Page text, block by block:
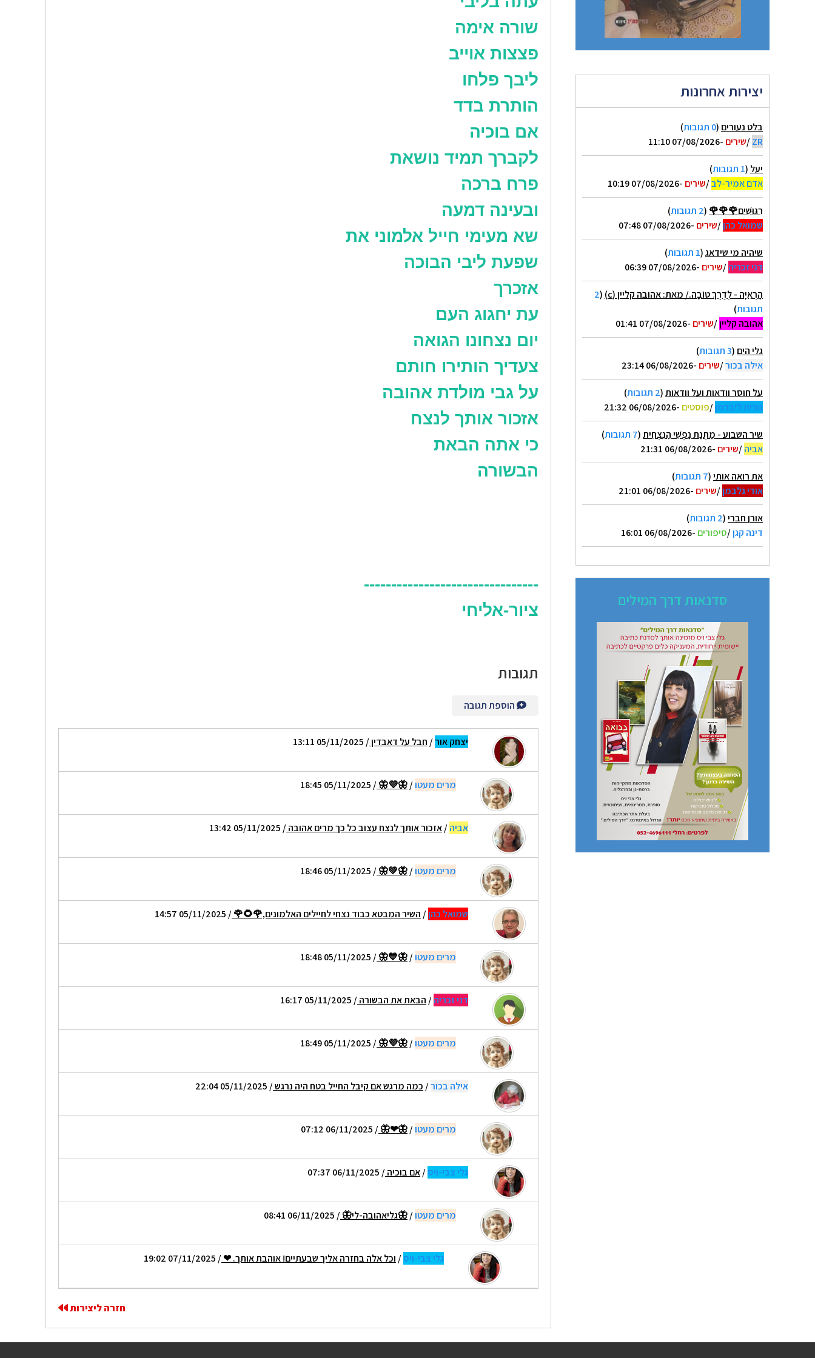
יצירות אחרונות
בלט נעורים (0 תגובות
)
ZR
/שירים -07/08/2026 11:10
יעל (1 תגובות
)
אדם אמיר-לב/שירים -07/08/2026 10:19
רִגּוּשִׁים🌹🌹🌹 (2 תגובות
)
שמואל כהן/שירים -07/08/2026 07:48
שיהיה מי שידאג(1 תגובות
)
דני זכריה/שירים -07/08/2026 06:39
הָרְאִיָּה - לְדֶרֶךְ טוֹבָה./ מאת: אהובה קליין (c) (
2
תגובות)
אהובה קליין/שירים -07/08/2026 01:41
גלי הים (3 תגובות
)
אילה בכור/שירים -06/08/2026 23:14
על חוסר וודאות ועל וודאות(2 תגובות
)
נורית ליברמן/פוסטים -06/08/2026 21:32
שיר השבוע - מַתְּנַת נַפְשִׁי הַנִּצְחִית(7 תגובות
)
אביה/שירים -06/08/2026 21:31
את רואה אותי(7 תגובות
)
אודי גלבמן/שירים -06/08/2026 21:01
אורן חברי(2 תגובות
)
דינה קגן/סיפורים -06/08/2026 16:01
סדנאות דרך המילים
שורה אימה
פצצות אוייב
ליבך פלחו
הותרת בדד
אם בוכיה
לקברך תמיד נושאת
פרח ברכה
ובעינה דמעה
שא מעימי חייל אלמוני את
שפעת ליבי הבוכה
אזכרך
עת יחגוג העם
יום נצחונו הגואה
צעדיך הותירו חותם
על גבי מולדת אהובה
אזכור אותך לנצח
כי אתה הבאת
הבשורה
--------------------------------
ציור-אליחי
תגובות
הוספת תגובה
יצחק אור/חבל על דאבדין/ 05/11/2025 13:11
מרים מעטו/
🦋💜🦋
/ 05/11/2025 18:45
אביה/אזכור אותך לנצח עצוב כל כך מרים אהובה/ 05/11/2025 13:42
מרים מעטו/
🦋💚🦋
/ 05/11/2025 18:46
שמואל כהן/השיר המבטא כבוד נצחי לחיילים האלמונים,🌹🌻🌹/ 05/11/2025 14:57
מרים מעטו/
🦋💙🦋
/ 05/11/2025 18:48
דני זכריה/הבאת את הבשורה/ 05/11/2025 16:17
מרים מעטו/
🦋💜🦋
/ 05/11/2025 18:49
אילה בכור/כמה מרגש אם קיבל החייל בטח היה נרגש/ 05/11/2025 22:04
מרים מעטו/
🦋❤🦋
/ 06/11/2025 07:12
גלי צבי-ויס/אם בוכיה/ 06/11/2025 07:37
מרים מעטו/🦋גליאהובה-לי🦋/ 06/11/2025 08:41
גלי צבי-ויס/וכל אלה בחזרה אליך שבעתיים! אוהבת אותך. ❤/ 07/11/2025 19:02
חזרה ליצירות